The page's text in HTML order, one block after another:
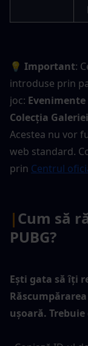
💡 Important:
introduse prin
joc: Evenimente
Colecția
Acestea nu vor
web standard.
prin Centrul
|Cum să
PUBG?
Ești gata să îți
ușoară.